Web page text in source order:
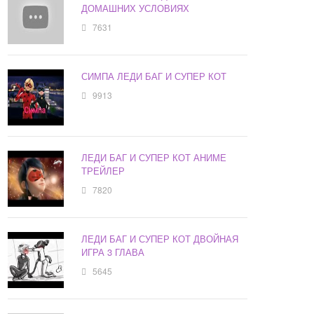
ДОМАШНИХ УСЛОВИЯХ
7631
СИМПА ЛЕДИ БАГ И СУПЕР КОТ
9913
ЛЕДИ БАГ И СУПЕР КОТ АНИМЕ
ТРЕЙЛЕР
7820
ЛЕДИ БАГ И СУПЕР КОТ ДВОЙНАЯ
ИГРА 3 ГЛАВА
5645